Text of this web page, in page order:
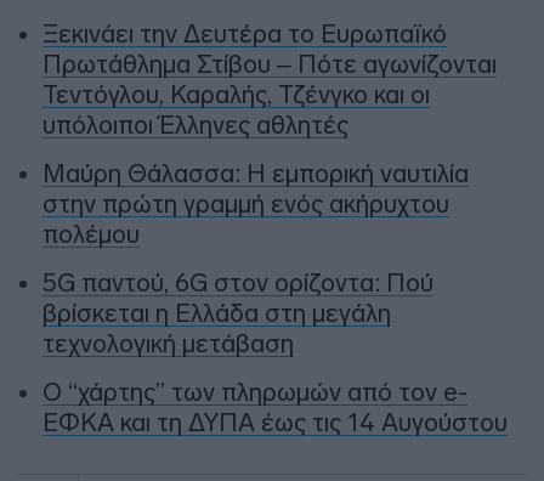
Ξεκινάει την Δευτέρα το Ευρωπαϊκό
Πρωτάθλημα Στίβου – Πότε αγωνίζονται
Τεντόγλου, Καραλής, Τζένγκο και οι
υπόλοιποι Έλληνες αθλητές
Μαύρη Θάλασσα: Η εμπορική ναυτιλία
στην πρώτη γραμμή ενός ακήρυχτου
πολέμου
5G παντού, 6G στον ορίζοντα: Πού
βρίσκεται η Ελλάδα στη μεγάλη
τεχνολογική μετάβαση
Ο “χάρτης” των πληρωμών από τον e-
ΕΦΚΑ και τη ΔΥΠΑ έως τις 14 Αυγούστου